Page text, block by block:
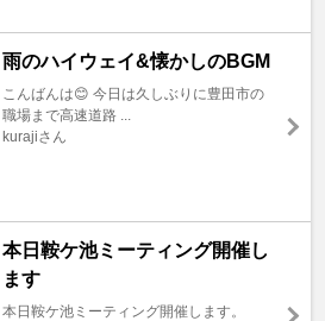
雨のハイウェイ&懐かしのBGM
こんばんは😊 今日は久しぶりに豊田市の
職場まで高速道路 ...
kurajiさん
本日鞍ケ池ミーティング開催し
ます
本日鞍ケ池ミーティング開催します。